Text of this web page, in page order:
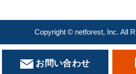
Copyright © netforest, Inc. All
お問い合わせ